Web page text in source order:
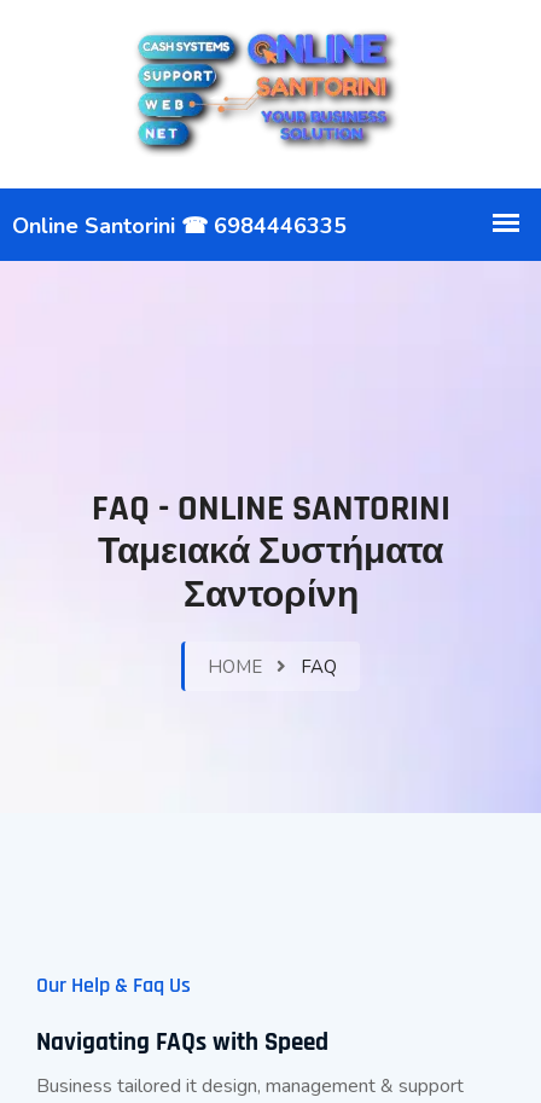
FAQ - ONLINE SANTORINI
Ταμειακά Συστήματα
Σαντορίνη
HOME FAQ
Our Help & Faq Us
Navigating FAQs with Speed
Business tailored it design, management & support